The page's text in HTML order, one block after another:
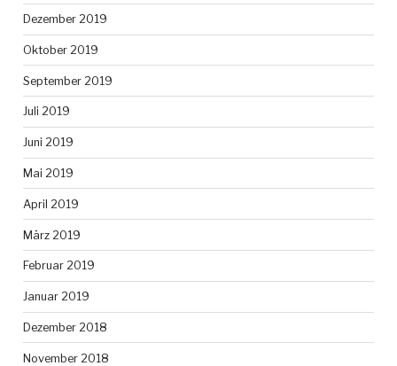
Dezember 2019
Oktober 2019
September 2019
Juli 2019
Juni 2019
Mai 2019
April 2019
März 2019
Februar 2019
Januar 2019
Dezember 2018
November 2018